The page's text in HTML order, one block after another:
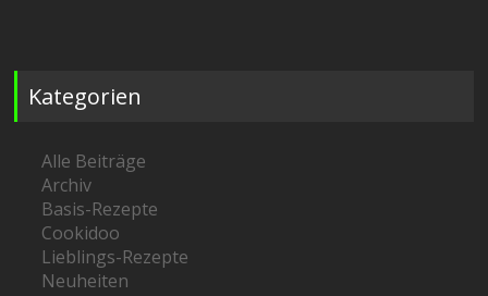
Kategorien
Alle Beiträge
Archiv
Basis-Rezepte
Cookidoo
Lieblings-Rezepte
Neuheiten